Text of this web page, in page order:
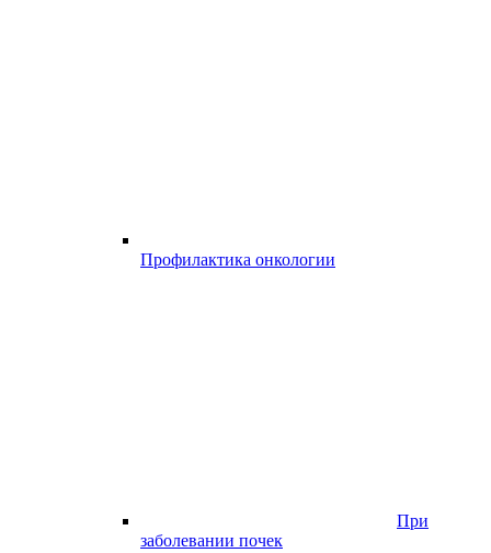
Профилактика онкологии
При
заболевании почек